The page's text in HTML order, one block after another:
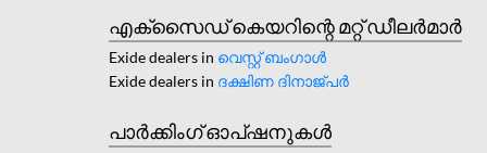
എക്സൈഡ് കെയറിന്റെ മറ്റ് ഡീലർമാർ
Exide dealers in വെസ്റ്റ് ബംഗാള്‍
Exide dealers in ദക്ഷിണ ദിനാജ്പർ
പാർക്കിംഗ് ഓപ്ഷനുകൾ